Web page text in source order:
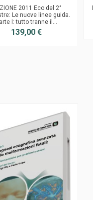
2011 Eco del 2°
Le nuove linee guida.
I: tutto tranne il...
139,00 €